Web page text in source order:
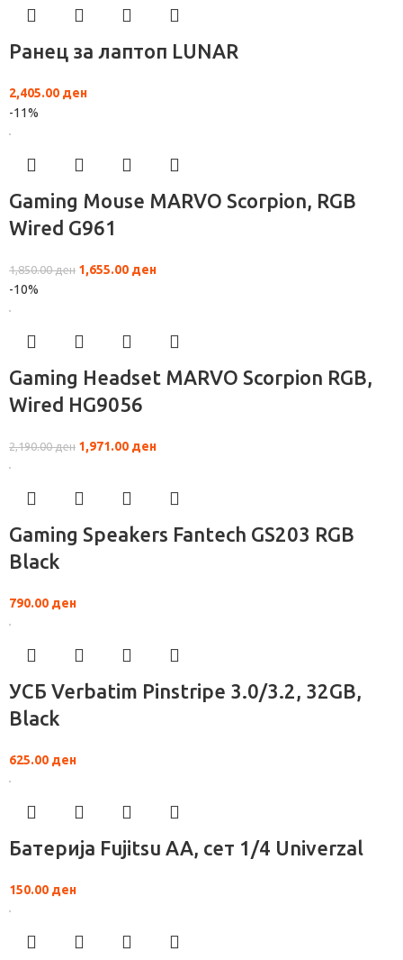
Ранец за лаптоп LUNAR
2,405.00 ден
-11%
Gaming Mouse MARVO Scorpion, RGB
Wired G961
1,850.00ден 1,655.00 ден
-10%
Gaming Headset MARVO Scorpion RGB,
Wired HG9056
2,190.00ден 1,971.00 ден
Gaming Speakers Fantech GS203 RGB
Black
790.00 ден
УСБ Verbatim Pinstripe 3.0/3.2, 32GB,
Black
625.00 ден
Батерија Fujitsu АА, сет 1/4 Univerzal
150.00 ден